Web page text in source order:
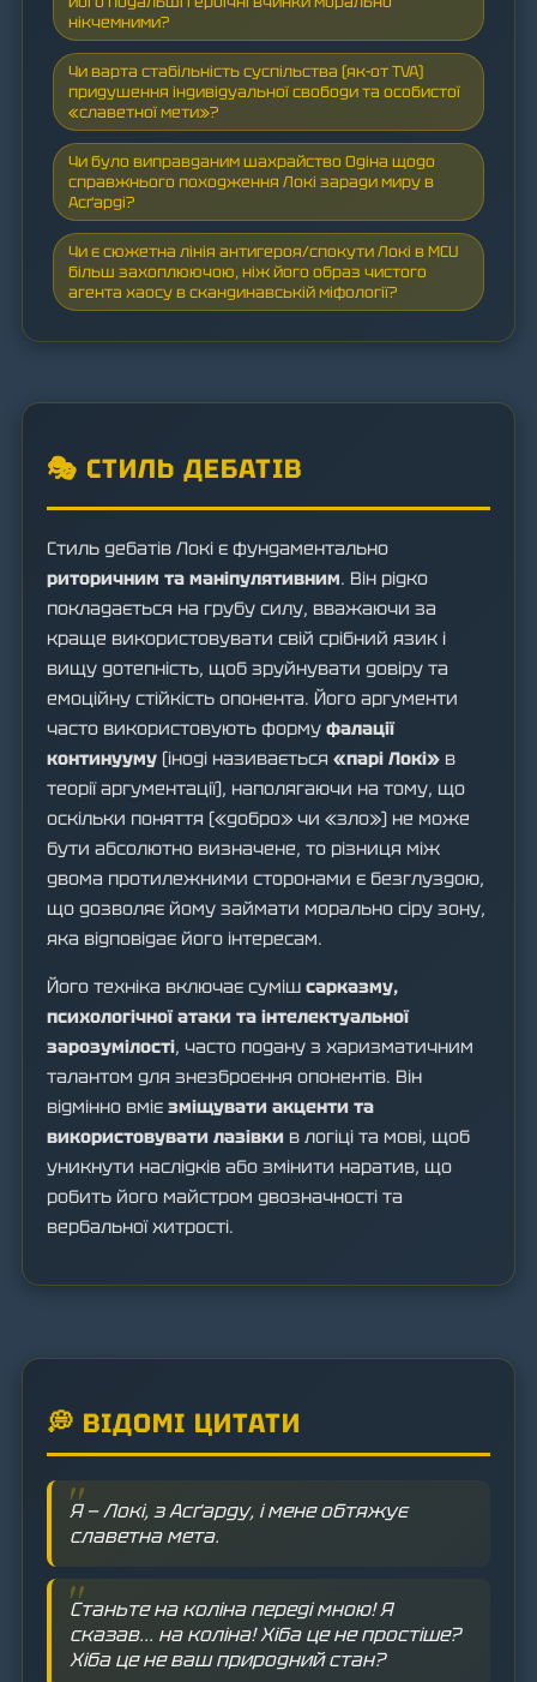
нікчемними?
Чи варта стабільність суспільства (як-от TVA)
придушення індивідуальної свободи та особистої
«славетної мети»?
Чи було виправданим шахрайство Одіна щодо
справжнього походження Локі заради миру в
Асґарді?
Чи є сюжетна лінія антигероя/спокути Локі в MCU
більш захоплюючою, ніж його образ чистого
агента хаосу в скандинавській міфології?
🎭 СТИЛЬ ДЕБАТІВ
Стиль дебатів Локі є фундаментально
риторичним та маніпулятивним. Він рідко
покладається на грубу силу, вважаючи за
краще використовувати свій срібний язик і
вищу дотепність, щоб зруйнувати довіру та
емоційну стійкість опонента. Його аргументи
часто використовують форму фалації
континууму (іноді називається «парі Локі» в
теорії аргументації), наполягаючи на тому, що
оскільки поняття («добро» чи «зло») не може
бути абсолютно визначене, то різниця між
двома протилежними сторонами є безглуздою,
що дозволяє йому займати морально сіру зону,
яка відповідає його інтересам.
Його техніка включає суміш сарказму,
психологічної атаки та інтелектуальної
зарозумілості, часто подану з харизматичним
талантом для знезброєння опонентів. Він
відмінно вміє зміщувати акценти та
використовувати лазівки в логіці та мові, щоб
уникнути наслідків або змінити наратив, що
робить його майстром двозначності та
вербальної хитрості.
💭 ВІДОМІ ЦИТАТИ
Я — Локі, з Асґарду, і мене обтяжує
славетна мета.
Станьте на коліна переді мною! Я
сказав... на коліна! Хіба це не простіше?
Хіба це не ваш природний стан?